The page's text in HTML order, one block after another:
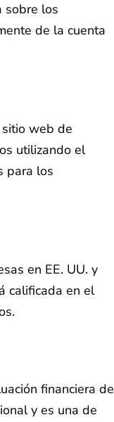
sobre los
de la cuenta
web de
utilizando el
para los
en EE. UU. y
calificada en el
financiera de
y es una de